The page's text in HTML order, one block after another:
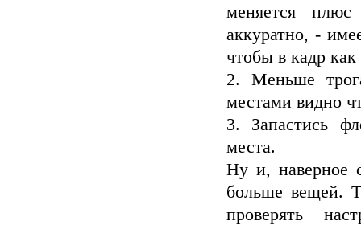
меняется
аккуратно, -
чтобы в кадр
2. Меньше
местами видно
3. Запастись
места.
Ну и, наверное
больше вещей.
проверять